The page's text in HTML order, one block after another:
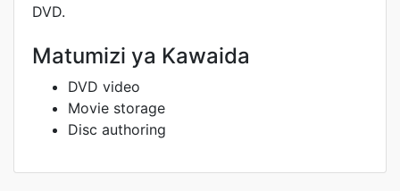
DVD.
Matumizi ya Kawaida
DVD video
Movie storage
Disc authoring